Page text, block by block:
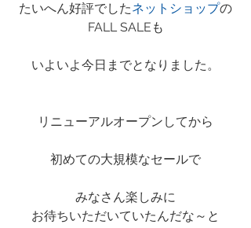
たいへん好評でしたネットショップの
FALL SALEも
いよいよ今日までとなりました。
リニューアルオープンしてから
初めての大規模なセールで
みなさん楽しみに
お待ちいただいていたんだな～と